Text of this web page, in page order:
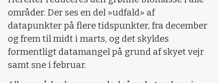
områder. Der ses en del »udfald» af
datapunkter på flere tidspunkter, fra december
og frem til midt i marts, og det skyldes
formentligt datamangel på grund af skyet vejr
samt sne i februar.